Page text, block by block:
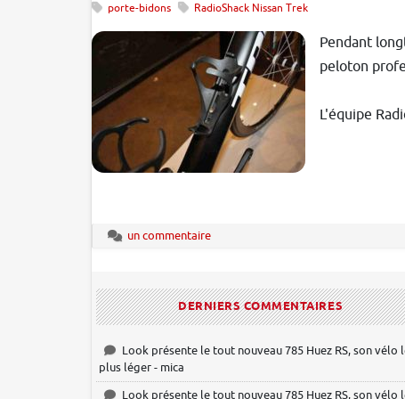
porte-bidons RadioShack Nissan Trek
Pendant
peloton
L'équipe
un commentaire
DERNIERS COMMENTAIRES
Look présente le tout nouveau 785 Huez RS, son vélo
plus léger - mica
Look présente le tout nouveau 785 Huez RS, son vélo